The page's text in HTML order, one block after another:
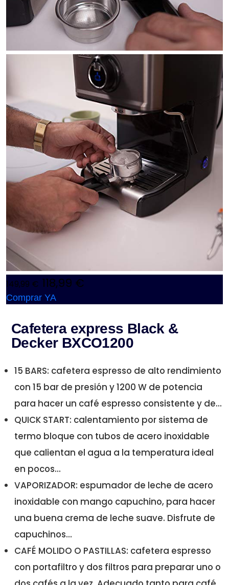
149,99 € 118,99 €
Comprar YA
Cafetera express Black &
Decker BXCO1200
15 BARS: cafetera espresso de alto rendimiento
con 15 bar de presión y 1200 W de potencia
para hacer un café espresso consistente y de...
QUICK START: calentamiento por sistema de
termo bloque con tubos de acero inoxidable
que calientan el agua a la temperatura ideal
en pocos...
VAPORIZADOR: espumador de leche de acero
inoxidable con mango capuchino, para hacer
una buena crema de leche suave. Disfrute de
capuchinos...
CAFÉ MOLIDO O PASTILLAS: cafetera espresso
con portafiltro y dos filtros para preparar uno o